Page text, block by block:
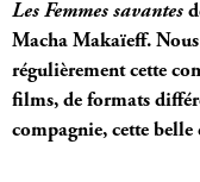
Les Femmes savantes
Macha Makaïeff.
régulièrement cette
films, de formats
compagnie, cette